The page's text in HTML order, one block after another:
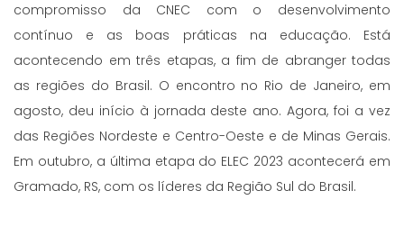
compromisso da CNEC com o desenvolvimento
contínuo e as boas práticas na educação. Está
acontecendo em três etapas, a fim de abranger todas
as regiões do Brasil. O encontro no Rio de Janeiro, em
agosto, deu início à jornada deste ano. Agora, foi a vez
das Regiões Nordeste e Centro-Oeste e de Minas Gerais.
Em outubro, a última etapa do ELEC 2023 acontecerá em
Gramado, RS, com os líderes da Região Sul do Brasil.